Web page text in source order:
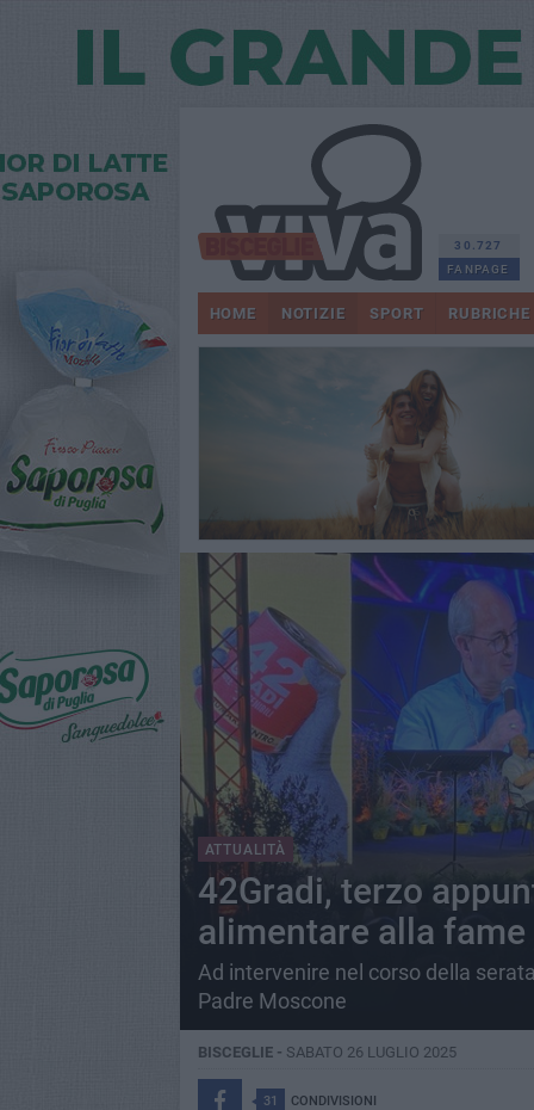
30.727
FANPAGE
HOME NOTIZIE SPORT RUBRICHE
ATTUALITÀ
42Gradi, terzo
alimentare alla
Ad intervenire nel corso della
Padre Moscone
BISCEGLIE - SABATO 26 LUGLIO 2025
31 CONDIVISIONI